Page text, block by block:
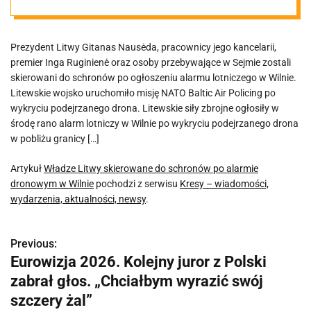
dronowym w
Wilnie
Prezydent Litwy Gitanas Nausėda, pracownicy jego kancelarii,
premier Inga Ruginienė oraz osoby przebywające w Sejmie zostali
skierowani do schronów po ogłoszeniu alarmu lotniczego w Wilnie.
Litewskie wojsko uruchomiło misję NATO Baltic Air Policing po
wykryciu podejrzanego drona. Litewskie siły zbrojne ogłosiły w
środę rano alarm lotniczy w Wilnie po wykryciu podejrzanego drona
w pobliżu granicy […]
ArtykułWładze Litwy skierowane do schronów po alarmie
dronowym w Wilnie pochodzi z serwisu Kresy – wiadomości,
wydarzenia, aktualności, newsy.
N
a
w
Previous:
Eurowizja 2026. Kolejny juror z Polski
zabrał głos. „Chciałbym wyrazić swój
szczery żal”